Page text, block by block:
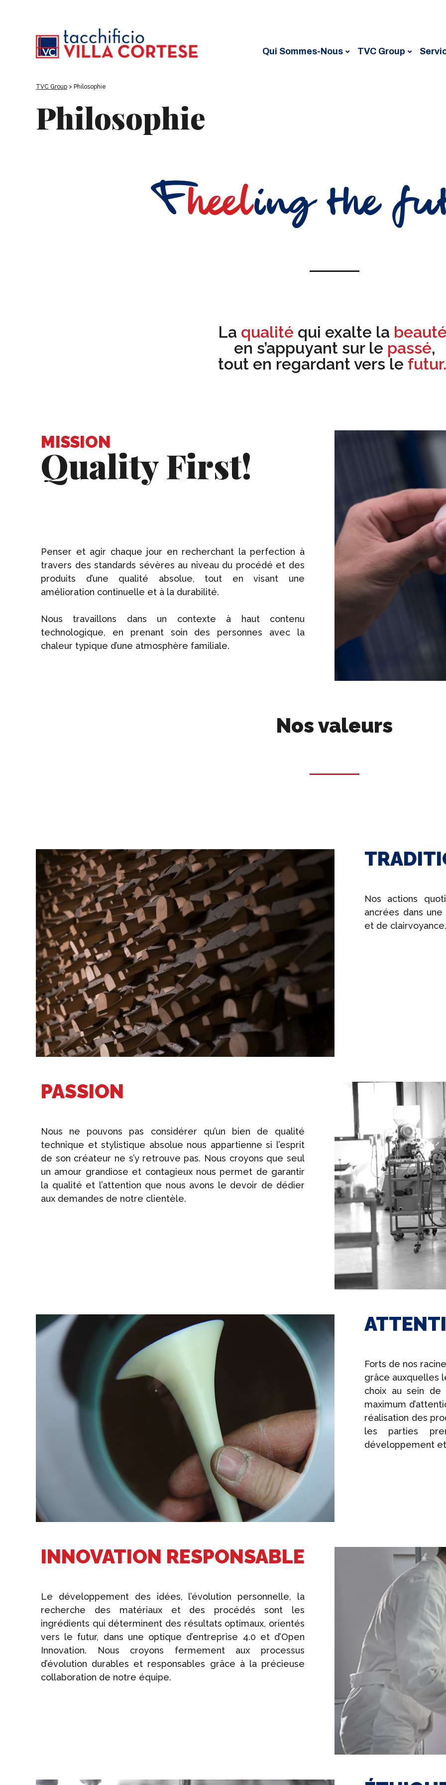
Qui Sommes-Nous TVC Group
TVC Group > Philosophie
Philosophie
La qualité qui exalte la
en s’appuyant sur le passé,
tout en regardant vers le
MISSION
Quality First!
Penser et agir chaque jour en recherchant la perfection à
travers des standards sévères au niveau du procédé et des
produits d’une qualité absolue, tout en visant une
amélioration continuelle et à la durabilité.
Nous travaillons dans un contexte à haut contenu
technologique, en prenant soin des personnes avec la
chaleur typique d’une atmosphère familiale.
Nos valeurs
Nos actions
ancrées dans
et de clairvoyance.
PASSION
Nous ne pouvons pas considérer qu’un bien de qualité
technique et stylistique absolue nous appartienne si l’esprit
de son créateur ne s’y retrouve pas. Nous croyons que seul
un amour grandiose et contagieux nous permet de garantir
la qualité et l’attention que nous avons le devoir de dédier
aux demandes de notre clientèle.
Forts de nos
grâce auxquelles
choix au sein de
maximum
réalisation des
les parties
développement et
INNOVATION RESPONSABLE
Le développement des idées, l’évolution personnelle, la
recherche des matériaux et des procédés sont les
ingrédients qui déterminent des résultats optimaux, orientés
vers le futur, dans une optique d’entreprise 4.0 et d’Open
Innovation. Nous croyons fermement aux processus
d’évolution durables et responsables grâce à la précieuse
collaboration de notre équipe.